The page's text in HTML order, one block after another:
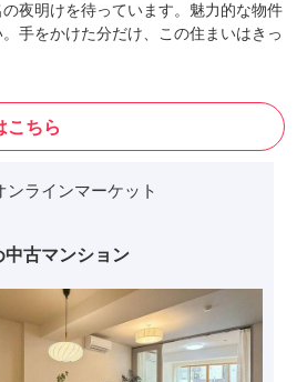
夜明けを待っています。魅力的な物件
手をかけた分だけ、この住まいはきっ
こちら
ラインマーケット
古マンション